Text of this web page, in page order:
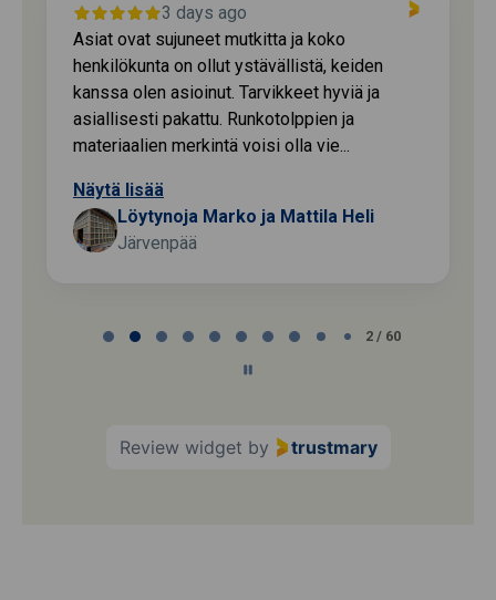
3 days ago
Asiat ovat sujuneet mutkitta ja koko
henkilökunta on ollut ystävällistä, keiden
kanssa olen asioinut. Tarvikkeet hyviä ja
asiallisesti pakattu. Runkotolppien ja
materiaalien merkintä voisi olla vie...
Näytä lisää
Löytynoja Marko ja Mattila Heli
Järvenpää
2 / 60
Review widget by trustmary